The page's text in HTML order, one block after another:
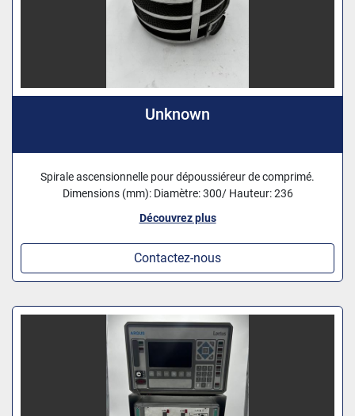
Unknown
Spirale ascensionnelle pour dépoussiéreur de comprimé.
Dimensions (mm): Diamètre: 300/ Hauteur: 236
Découvrez plus
Contactez-nous